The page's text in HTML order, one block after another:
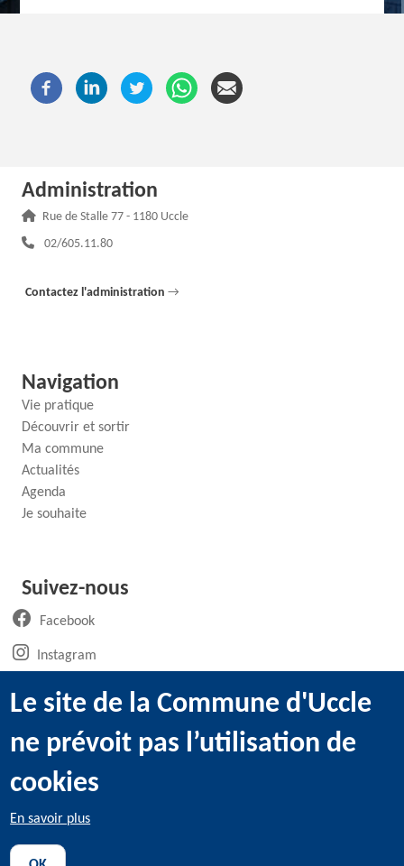
Administration
Adresse :
Rue de Stalle 77 - 1180 Uccle
Téléphone :
02/605.11.80
Contactez l'administration →
Navigation
Vie pratique
Découvrir et sortir
Ma commune
Actualités
Agenda
Je souhaite
Suivez-nous
Facebook(ouvre un nouvel onglet)
Instagram(ouvre un nouvel onglet)
LinkedIn
Youtube(ouvre un nouvel onglet)
@2022 Administration communale d’Uccle -
Le site de la Commune d'Uccle
ne prévoit pas l’utilisation de
cookies
En savoir plus